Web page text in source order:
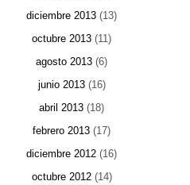
diciembre 2013 (13)
octubre 2013 (11)
agosto 2013 (6)
junio 2013(16)
abril 2013 (18)
febrero 2013 (17)
diciembre 2012 (16)
octubre 2012(14)